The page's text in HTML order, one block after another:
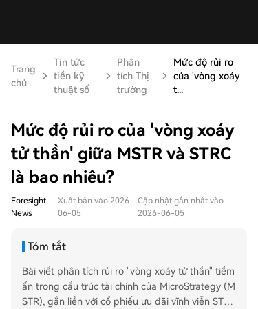
Trang
chủ
Tin tức
tiền kỹ
thuật số
Phân
tích Thị
trường
Mức độ rủi ro
của 'vòng xoáy
t...
Mức độ rủi ro của 'vòng xoáy
tử thần' giữa MSTR và STRC
là bao nhiêu?
Foresight
News
Xuất bản vào 2026-
06-05
Cập nhật gần nhất vào
2026-06-05
Tóm tắt
Bài viết phân tích rủi ro "vòng xoáy tử thần" tiềm
ẩn trong cấu trúc tài chính của MicroStrategy (M
STR), gắn liền với cổ phiếu ưu đãi vĩnh viễn STRC